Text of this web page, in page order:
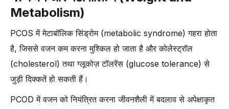
Metabolism)
PCOS में मेटाबॉलिक सिंड्रोम (metabolic syndrome) गहरा होता
है, जिससे वजन कम करना मुश्किल हो जाता है और कोलेस्ट्रॉल
(cholesterol) तथा ग्लूकोज़ टॉलरेंस (glucose tolerance) से
जुड़ी दिक्कतें हो सकती हैं।
PCOD में वजन को नियंत्रित करना जीवनशैली में बदलाव से अपेक्षाकृत